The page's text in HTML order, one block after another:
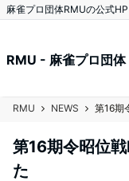
麻雀プロ団体RMUの公式HP
RMU - 麻雀プロ団体
RMU NEWS 第16期
第16期令昭位
た